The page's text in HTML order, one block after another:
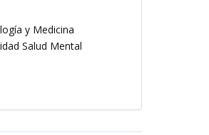
y Medicina
Salud Mental